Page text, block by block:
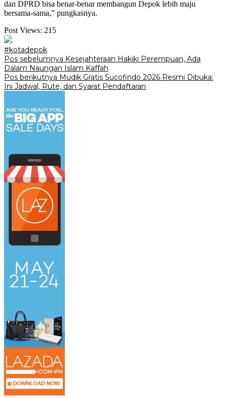
dan DPRD bisa benar-benar membangun Depok lebih maju
bersama-sama,” pungkasnya.
Post Views: 215
#kotadepok
Navigasi
pos
Pos sebelumnya Kesejahteraan Hakiki Perempuan, Ada
Dalam Naungan Islam Kaffah
Pos berikutnya Mudik Gratis Sucofindo 2026 Resmi Dibuka:
Ini Jadwal, Rute, dan Syarat Pendaftaran